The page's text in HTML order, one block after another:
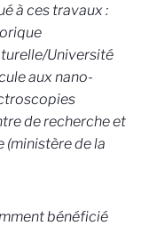
à ces travaux :
Université
aux nano-
de recherche et
(ministère de la
bénéficié